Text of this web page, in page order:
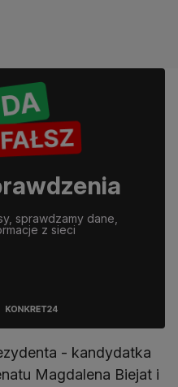
sprawdzamy dane,
z sieci
- kandydatka
Magdalena Biejat i